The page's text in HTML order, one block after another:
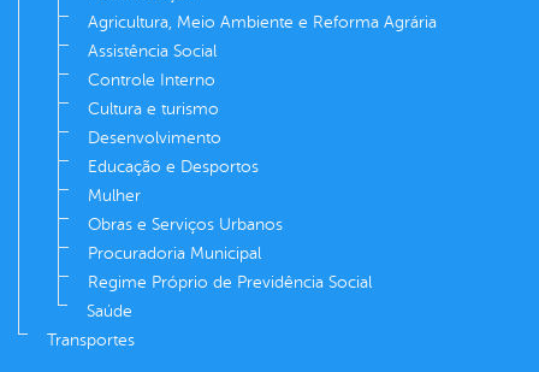
Agricultura, Meio Ambiente e Reforma Agrária
Assistência Social
Controle Interno
Cultura e turismo
Desenvolvimento
Educação e Desportos
Mulher
Obras e Serviços Urbanos
Procuradoria Municipal
Regime Próprio de Previdência Social
Saúde
Transportes